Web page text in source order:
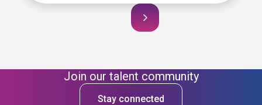
Join our talent community
Stay connected